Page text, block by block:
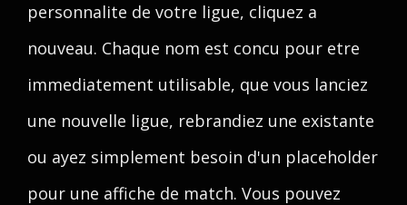
personnalite de votre ligue, cliquez a
nouveau. Chaque nom est concu pour etre
immediatement utilisable, que vous lanciez
une nouvelle ligue, rebrandiez une existante
ou ayez simplement besoin d'un placeholder
pour une affiche de match. Vous pouvez